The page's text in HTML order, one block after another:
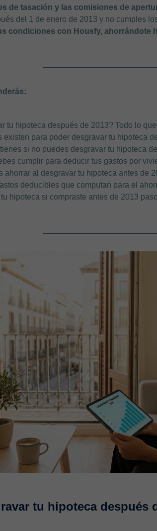
de tasación y las comisiones de
del 1 de enero de 2013 y no cumples
condiciones con Housfy, ahorrándote
tu hipoteca después de 2013? Todo lo
existen para poder desgravar tu hipoteca
si no puedes desgravar tu hipoteca
cumplir para deducir tus gastos por
ahorrar al desgravar tu hipoteca antes de
deducibles que computan para el
hipoteca si compraste antes de 2013
tu hipoteca después